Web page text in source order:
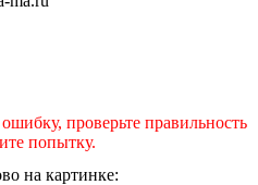
проверьте правильность
попытку.
на картинке: